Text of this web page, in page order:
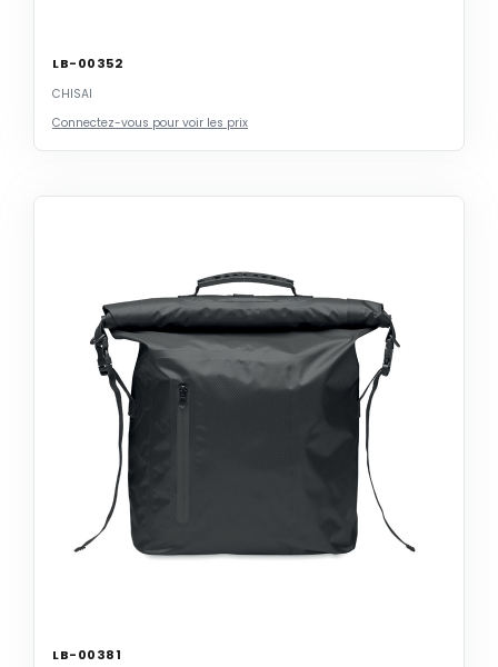
LB-00352
CHISAI
Connectez-vous pour voir les prix
LB-00381